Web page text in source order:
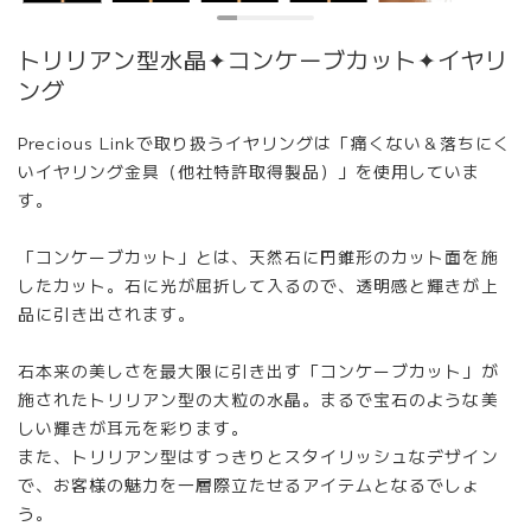
トリリアン型水晶✦コンケーブカット✦イヤリ
ング
Precious Linkで取り扱うイヤリングは「痛くない＆落ちにく
いイヤリング金具（他社特許取得製品）」を使用していま
す。
「コンケーブカット」とは、天然石に円錐形のカット面を施
したカット。石に光が屈折して入るので、透明感と輝きが上
品に引き出されます。
石本来の美しさを最大限に引き出す「コンケーブカット」が
施されたトリリアン型の大粒の水晶。まるで宝石のような美
しい輝きが耳元を彩ります。
また、トリリアン型はすっきりとスタイリッシュなデザイン
で、お客様の魅力を一層際立たせるアイテムとなるでしょ
う。